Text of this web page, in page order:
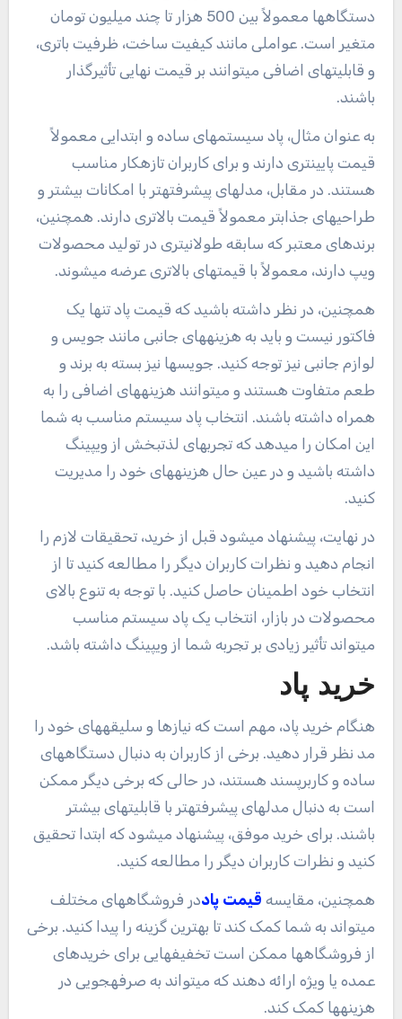
دستگاهها معمولاً بین 500 هزار تا چند میلیون تومان
متغیر است. عواملی مانند کیفیت ساخت، ظرفیت باتری،
و قابلیتهای اضافی میتوانند بر قیمت نهایی تأثیرگذار
باشند.
به عنوان مثال، پاد سیستمهای ساده و ابتدایی معمولاً
قیمت پایینتری دارند و برای کاربران تازهکار مناسب
هستند. در مقابل، مدلهای پیشرفتهتر با امکانات بیشتر و
طراحیهای جذابتر معمولاً قیمت بالاتری دارند. همچنین،
برندهای معتبر که سابقه طولانیتری در تولید محصولات
ویپ دارند، معمولاً با قیمتهای بالاتری عرضه میشوند.
همچنین، در نظر داشته باشید که قیمت پاد تنها یک
فاکتور نیست و باید به هزینههای جانبی مانند جویس و
لوازم جانبی نیز توجه کنید. جویسها نیز بسته به برند و
طعم متفاوت هستند و میتوانند هزینههای اضافی را به
همراه داشته باشند. انتخاب پاد سیستم مناسب به شما
این امکان را میدهد که تجربهای لذتبخش از ویپینگ
داشته باشید و در عین حال هزینههای خود را مدیریت
کنید.
در نهایت، پیشنهاد میشود قبل از خرید، تحقیقات لازم را
انجام دهید و نظرات کاربران دیگر را مطالعه کنید تا از
انتخاب خود اطمینان حاصل کنید. با توجه به تنوع بالای
محصولات در بازار، انتخاب یک پاد سیستم مناسب
میتواند تأثیر زیادی بر تجربه شما از ویپینگ داشته باشد.
خرید پاد
هنگام خرید پاد، مهم است که نیازها و سلیقههای خود را
مد نظر قرار دهید. برخی از کاربران به دنبال دستگاههای
ساده و کاربرپسند هستند، در حالی که برخی دیگر ممکن
است به دنبال مدلهای پیشرفتهتر با قابلیتهای بیشتر
باشند. برای خرید موفق، پیشنهاد میشود که ابتدا تحقیق
کنید و نظرات کاربران دیگر را مطالعه کنید.
همچنین، مقایسه قیمت پاددر فروشگاههای مختلف
میتواند به شما کمک کند تا بهترین گزینه را پیدا کنید. برخی
از فروشگاهها ممکن است تخفیفهایی برای خریدهای
عمده یا ویژه ارائه دهند که میتواند به صرفهجویی در
هزینهها کمک کند.